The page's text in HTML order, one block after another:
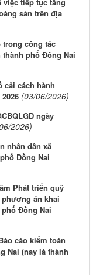
sản trên địa
trong công tác
phố Đồng Nai
cải cách hành
(03/06/2026)
ngày
2026)
nhân dân xã
Đồng Nai
Phát triển quỹ
án khai
Đồng Nai
cáo kiểm toán
Nai (nay là thành